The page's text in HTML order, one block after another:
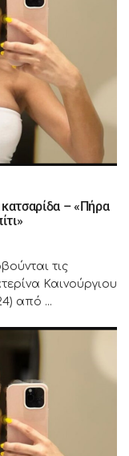
κατσαρίδα – «Πήρα
τις
Καινούργιου
από ...